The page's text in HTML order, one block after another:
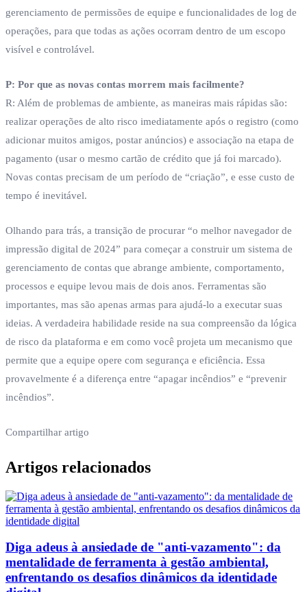
gerenciamento de permissões de equipe e funcionalidades de log de
operações, para que todas as ações ocorram dentro de um escopo
visível e controlável.
P: Por que as novas contas morrem mais facilmente?
R: Além de problemas de ambiente, as maneiras mais rápidas são:
realizar operações de alto risco imediatamente após o registro (como
adicionar muitos amigos, postar anúncios) e associação na etapa de
pagamento (usar o mesmo cartão de crédito que já foi marcado).
Novas contas precisam de um período de “criação”, e esse custo de
tempo é inevitável.
Olhando para trás, a transição de procurar “o melhor navegador de
impressão digital de 2024” para começar a construir um sistema de
gerenciamento de contas que abrange ambiente, comportamento,
processos e equipe levou mais de dois anos. Ferramentas são
importantes, mas são apenas armas para ajudá-lo a executar suas
ideias. A verdadeira habilidade reside na sua compreensão da lógica
de risco da plataforma e em como você projeta um mecanismo que
permite que a equipe opere com segurança e eficiência. Essa
provavelmente é a diferença entre “apagar incêndios” e “prevenir
incêndios”.
Compartilhar artigo
Artigos relacionados
Diga adeus à ansiedade de "anti-vazamento": da
mentalidade de ferramenta à gestão ambiental,
enfrentando os desafios dinâmicos da identidade